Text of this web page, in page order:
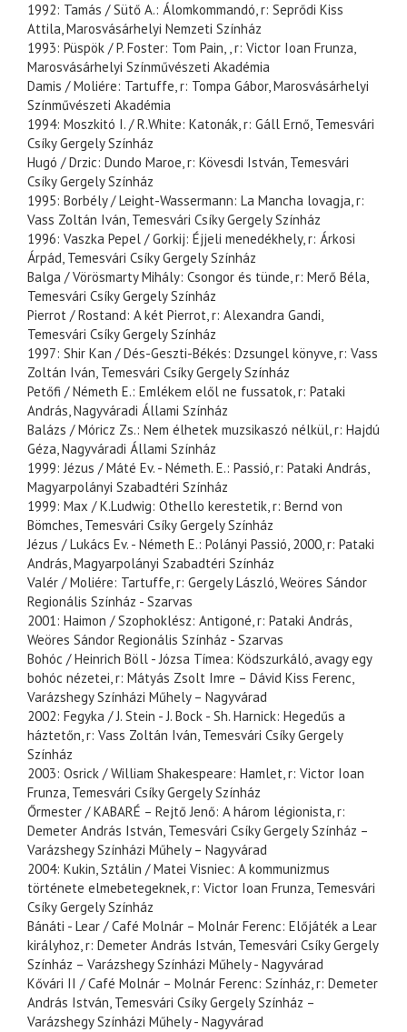
1992: Tamás / Sütő A.: Álomkommandó, r: Seprődi Kiss
Attila, Marosvásárhelyi Nemzeti Színház
1993: Püspök / P. Foster: Tom Pain, , r: Victor Ioan Frunza,
Marosvásárhelyi Színművészeti Akadémia
Damis / Moliére: Tartuffe, r: Tompa Gábor, Marosvásárhelyi
Színművészeti Akadémia
1994: Moszkitó I. / R.White: Katonák, r: Gáll Ernő, Temesvári
Csíky Gergely Színház
Hugó / Drzic: Dundo Maroe, r: Kövesdi István, Temesvári
Csíky Gergely Színház
1995: Borbély / Leight-Wassermann: La Mancha lovagja, r:
Vass Zoltán Iván, Temesvári Csíky Gergely Színház
1996: Vaszka Pepel / Gorkij: Éjjeli menedékhely, r: Árkosi
Árpád, Temesvári Csíky Gergely Színház
Balga / Vörösmarty Mihály: Csongor és tünde, r: Merő Béla,
Temesvári Csíky Gergely Színház
Pierrot / Rostand: A két Pierrot, r: Alexandra Gandi,
Temesvári Csíky Gergely Színház
1997: Shir Kan / Dés-Geszti-Békés: Dzsungel könyve, r: Vass
Zoltán Iván, Temesvári Csíky Gergely Színház
Petőfi / Németh E.: Emlékem elől ne fussatok, r: Pataki
András, Nagyváradi Állami Színház
Balázs / Móricz Zs.: Nem élhetek muzsikaszó nélkül, r: Hajdú
Géza, Nagyváradi Állami Színház
1999: Jézus / Máté Ev. - Németh. E.: Passió, r: Pataki András,
Magyarpolányi Szabadtéri Színház
1999: Max / K.Ludwig: Othello kerestetik, r: Bernd von
Bömches, Temesvári Csíky Gergely Színház
Jézus / Lukács Ev. - Németh E.: Polányi Passió, 2000, r: Pataki
András, Magyarpolányi Szabadtéri Színház
Valér / Moliére: Tartuffe, r: Gergely László, Weöres Sándor
Regionális Színház - Szarvas
2001: Haimon / Szophoklész: Antigoné, r: Pataki András,
Weöres Sándor Regionális Színház - Szarvas
Bohóc / Heinrich Böll - Józsa Tímea: Ködszurkáló, avagy egy
bohóc nézetei, r: Mátyás Zsolt Imre – Dávid Kiss Ferenc,
Varázshegy Színházi Műhely – Nagyvárad
2002: Fegyka / J. Stein - J. Bock - Sh. Harnick: Hegedűs a
háztetőn, r: Vass Zoltán Iván, Temesvári Csíky Gergely
Színház
2003: Osrick / William Shakespeare: Hamlet, r: Victor Ioan
Frunza, Temesvári Csíky Gergely Színház
Őrmester / KABARÉ – Rejtő Jenő: A három légionista, r:
Demeter András István, Temesvári Csíky Gergely Színház –
Varázshegy Színházi Műhely – Nagyvárad
2004: Kukin, Sztálin / Matei Visniec: A kommunizmus
története elmebetegeknek, r: Victor Ioan Frunza, Temesvári
Csíky Gergely Színház
Bánáti - Lear / Café Molnár – Molnár Ferenc: Előjáték a Lear
királyhoz, r: Demeter András István, Temesvári Csíky Gergely
Színház – Varázshegy Színházi Műhely - Nagyvárad
Kővári II / Café Molnár – Molnár Ferenc: Színház, r: Demeter
András István, Temesvári Csíky Gergely Színház –
Varázshegy Színházi Műhely - Nagyvárad